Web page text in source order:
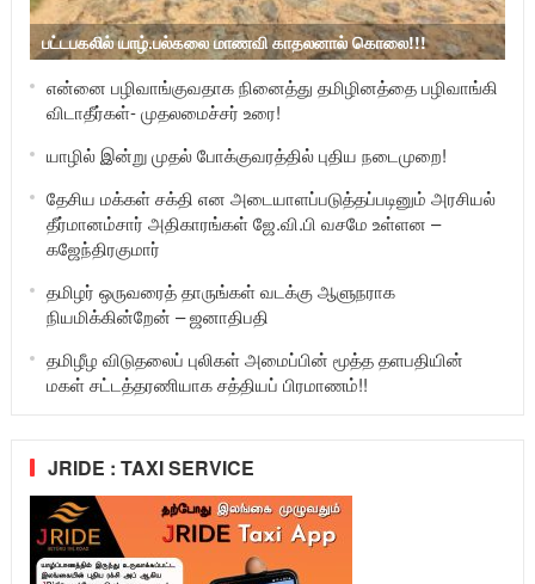
பட்டபகலில் யாழ்.பல்கலை மாணவி காதலனால் கொலை!!!
என்னை பழிவாங்குவதாக நினைத்து தமிழினத்தை பழிவாங்கி
விடாதீர்கள்- முதலமைச்சர் உரை!
யாழில் இன்று முதல் போக்குவரத்தில் புதிய நடைமுறை!
தேசிய மக்கள் சக்தி என அடையாளப்படுத்தப்படினும் அரசியல்
தீர்மானம்சார் அதிகாரங்கள் ஜே.வி.பி வசமே உள்ளன –
கஜேந்திரகுமார்
தமிழர் ஒருவரைத் தாருங்கள் வடக்கு ஆளுநராக
நியமிக்கின்றேன் – ஜனாதிபதி
தமிழீழ விடுதலைப் புலிகள் அமைப்பின் மூத்த தளபதியின்
மகள் சட்டத்தரணியாக சத்தியப் பிரமாணம்!!
JRIDE : TAXI SERVICE